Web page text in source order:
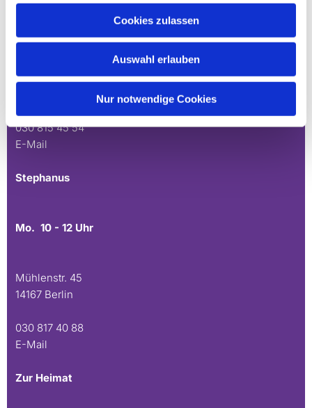
Cookies zulassen
Auswahl erlauben
Nur notwendige Cookies
Do. 16.30 - 18.30 Uhr
Andréezeile 21-23
030 815 45 54
E-Mail
Stephanus
Mo. 10 - 12 Uhr
Mühlenstr. 45
14167 Berlin
030 817 40 88
E-Mail
Zur Heimat